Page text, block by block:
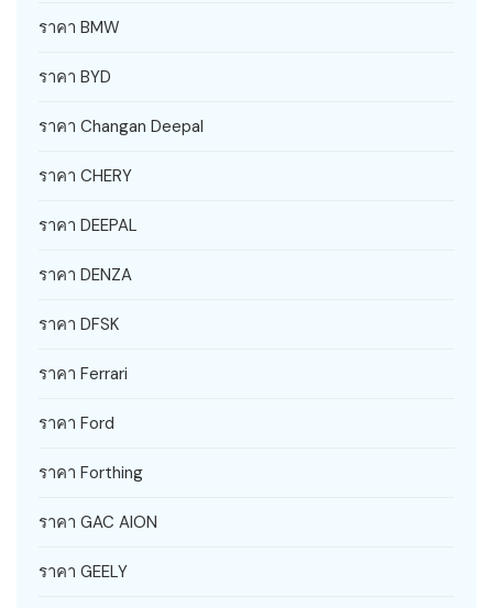
ราคา BMW
ราคา BYD
ราคา Changan Deepal
ราคา CHERY
ราคา DEEPAL
ราคา DENZA
ราคา DFSK
ราคา Ferrari
ราคา Ford
ราคา Forthing
ราคา GAC AION
ราคา GEELY